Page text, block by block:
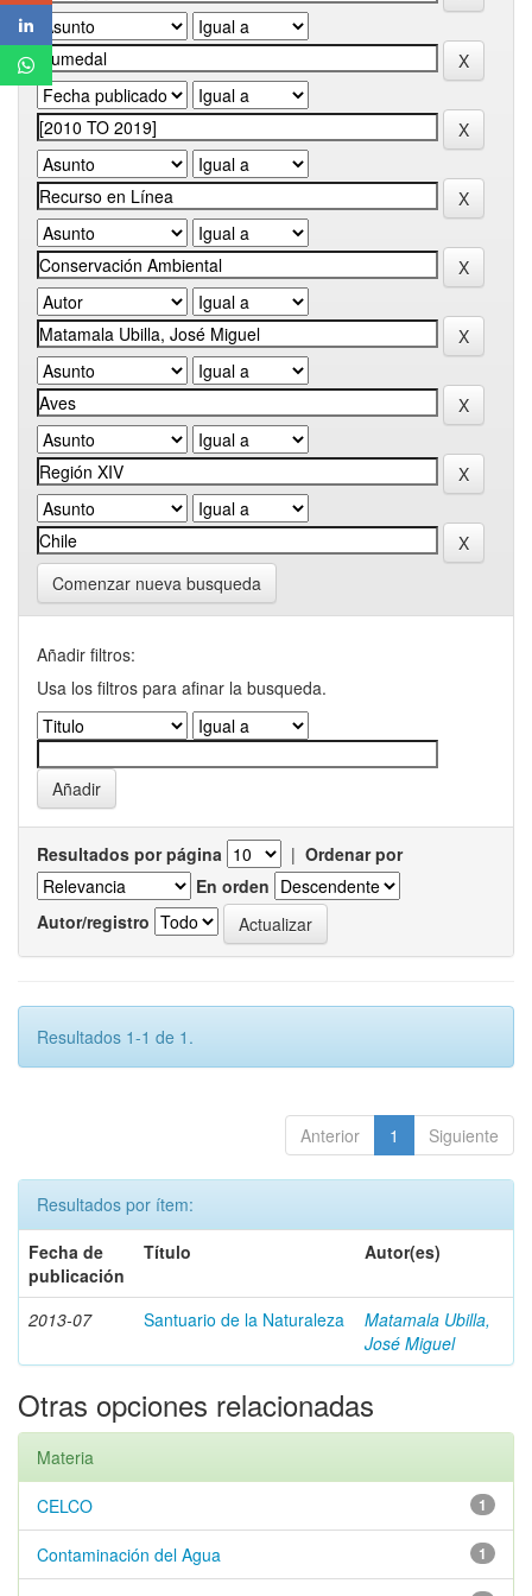
Comenzar nueva busqueda
Añadir filtros:
Usa los filtros para afinar la busqueda.
Resultados por página | Ordenar por
En orden
Autor/registro
Resultados 1-1 de 1.
Anterior 1 Siguiente
Resultados por ítem:
Fecha de
publicación
Título Autor(es)
2013-07 Santuario de la Naturaleza
Matamala Ubilla,
José Miguel
Otras opciones relacionadas
Materia
1
CELCO
1
Contaminación del Agua